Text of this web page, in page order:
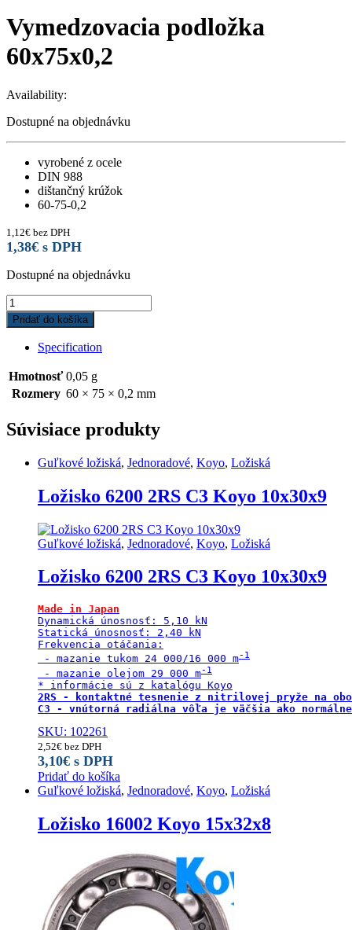
Vymedzovacia podložka
60x75x0,2
Availability:
Dostupné na objednávku
vyrobené z ocele
DIN 988
dištančný krúžok
60-75-0,2
1,12€ bez DPH
1,38€ s DPH
Dostupné na objednávku
Vymedzovacia
podložka
60x75x0,2
quantity
Pridať do košíka
Specification
Hmotnosť 0,05 g
Rozmery 60 × 75 × 0,2 mm
Súvisiace produkty
Guľkové ložiská, Jednoradové, Koyo, Ložiská
Ložisko 6200 2RS C3 Koyo 10x30x9
Guľkové ložiská, Jednoradové, Koyo, Ložiská
Ložisko 6200 2RS C3 Koyo 10x30x9
Made in Japan
Dynamická únosnosť: 5,10 kN
Statická únosnosť: 2,40 kN
Frekvencia otáčania:
- mazanie tukom 24 000/16 000 m
- mazanie olejom 29 000 m
2RS - kontaktné tesnenie z nitrilovej pryže na
C3 - vnútorná radiálna vôľa je väčšia ako normálne
SKU: 102261
2,52€ bez DPH
3,10€ s DPH
Pridať do košíka
Guľkové ložiská, Jednoradové, Koyo, Ložiská
Ložisko 16002 Koyo 15x32x8